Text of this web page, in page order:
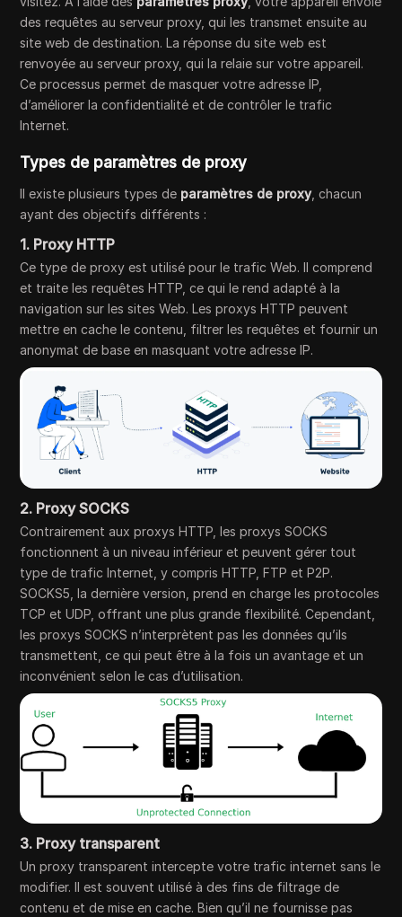
des requêtes au serveur proxy, qui les transmet ensuite au
site web de destination. La réponse du site web est
renvoyée au serveur proxy, qui la relaie sur votre appareil.
Ce processus permet de masquer votre adresse IP,
d’améliorer la confidentialité et de contrôler le trafic
Internet.
Types de paramètres de proxy
Il existe plusieurs types de paramètres de proxy, chacun
ayant des objectifs différents :
1. Proxy HTTP
Ce type de proxy est utilisé pour le trafic Web. Il comprend
et traite les requêtes HTTP, ce qui le rend adapté à la
navigation sur les sites Web. Les proxys HTTP peuvent
mettre en cache le contenu, filtrer les requêtes et fournir un
anonymat de base en masquant votre adresse IP.
2. Proxy SOCKS
Contrairement aux proxys HTTP, les proxys SOCKS
fonctionnent à un niveau inférieur et peuvent gérer tout
type de trafic Internet, y compris HTTP, FTP et P2P.
SOCKS5, la dernière version, prend en charge les protocoles
TCP et UDP, offrant une plus grande flexibilité. Cependant,
les proxys SOCKS n’interprètent pas les données qu’ils
transmettent, ce qui peut être à la fois un avantage et un
inconvénient selon le cas d’utilisation.
3. Proxy transparent
Un proxy transparent intercepte votre trafic internet sans le
modifier. Il est souvent utilisé à des fins de filtrage de
contenu et de mise en cache. Bien qu’il ne fournisse pas